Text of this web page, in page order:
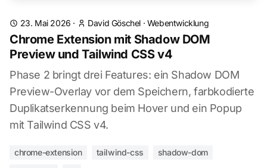
23. Mai 2026 · David Göschel · Webentwicklung
Chrome Extension mit Shadow DOM
Preview und Tailwind CSS v4
Phase 2 bringt drei Features: ein Shadow DOM
Preview-Overlay vor dem Speichern, farbkodierte
Duplikatserkennung beim Hover und ein Popup
mit Tailwind CSS v4.
chrome-extension tailwind-css
shadow-dom